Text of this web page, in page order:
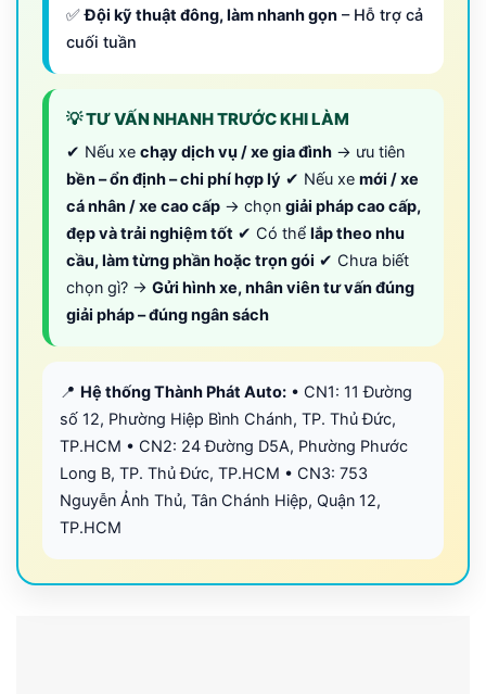
✅Đội kỹ thuật đông, làm nhanh gọn – Hỗ trợ cả
cuối tuần
💡 TƯ VẤN NHANH TRƯỚC KHI LÀM
✔ Nếu xe chạy dịch vụ / xe gia đình → ưu tiên
bền – ổn định – chi phí hợp lý ✔ Nếu xe mới / xe
cá nhân / xe cao cấp → chọn giải pháp cao cấp,
đẹp và trải nghiệm tốt ✔ Có thể lắp theo nhu
cầu, làm từng phần hoặc trọn gói ✔ Chưa biết
chọn gì? → Gửi hình xe, nhân viên tư vấn đúng
giải pháp – đúng ngân sách
📍 Hệ thống Thành Phát Auto: • CN1: 11 Đường
số 12, Phường Hiệp Bình Chánh, TP. Thủ Đức,
TP.HCM • CN2: 24 Đường D5A, Phường Phước
Long B, TP. Thủ Đức, TP.HCM • CN3: 753
Nguyễn Ảnh Thủ, Tân Chánh Hiệp, Quận 12,
TP.HCM